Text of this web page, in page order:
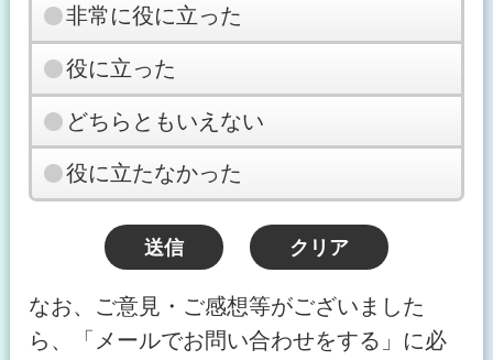
非常に役に立った
役に立った
どちらともいえない
役に立たなかった
なお、ご意見・ご感想等がございました
ら、「メールでお問い合わせをする」に必